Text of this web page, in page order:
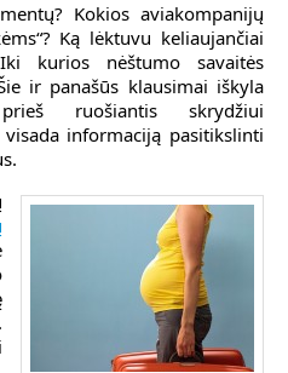
Kokios aviakompanijų
Ką lėktuvu keliaujančiai
kurios nėštumo savaitės
ir panašūs klausimai iškyla
ruošiantis skrydžiui
informaciją pasitikslinti